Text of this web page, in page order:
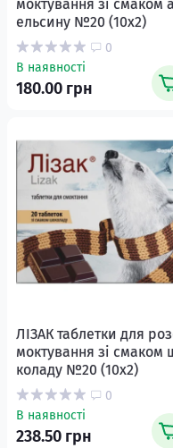
моктування зі смаком
ельсину №20 (10х2)
0
В наявності
180.00 грн
ЛІЗАК таблетки для
моктування зі смаком
коладу №20 (10х2)
0
В наявності
238.50 грн